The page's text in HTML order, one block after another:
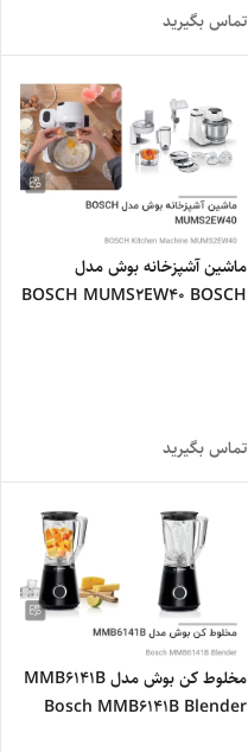
تماس بگیرید
ماشین آشپزخانه بوش مدل
BOSCH MUMS2EW40 BOSCH
تماس بگیرید
مخلوط کن بوش مدل MMB6141B
Bosch MMB6141B Blender